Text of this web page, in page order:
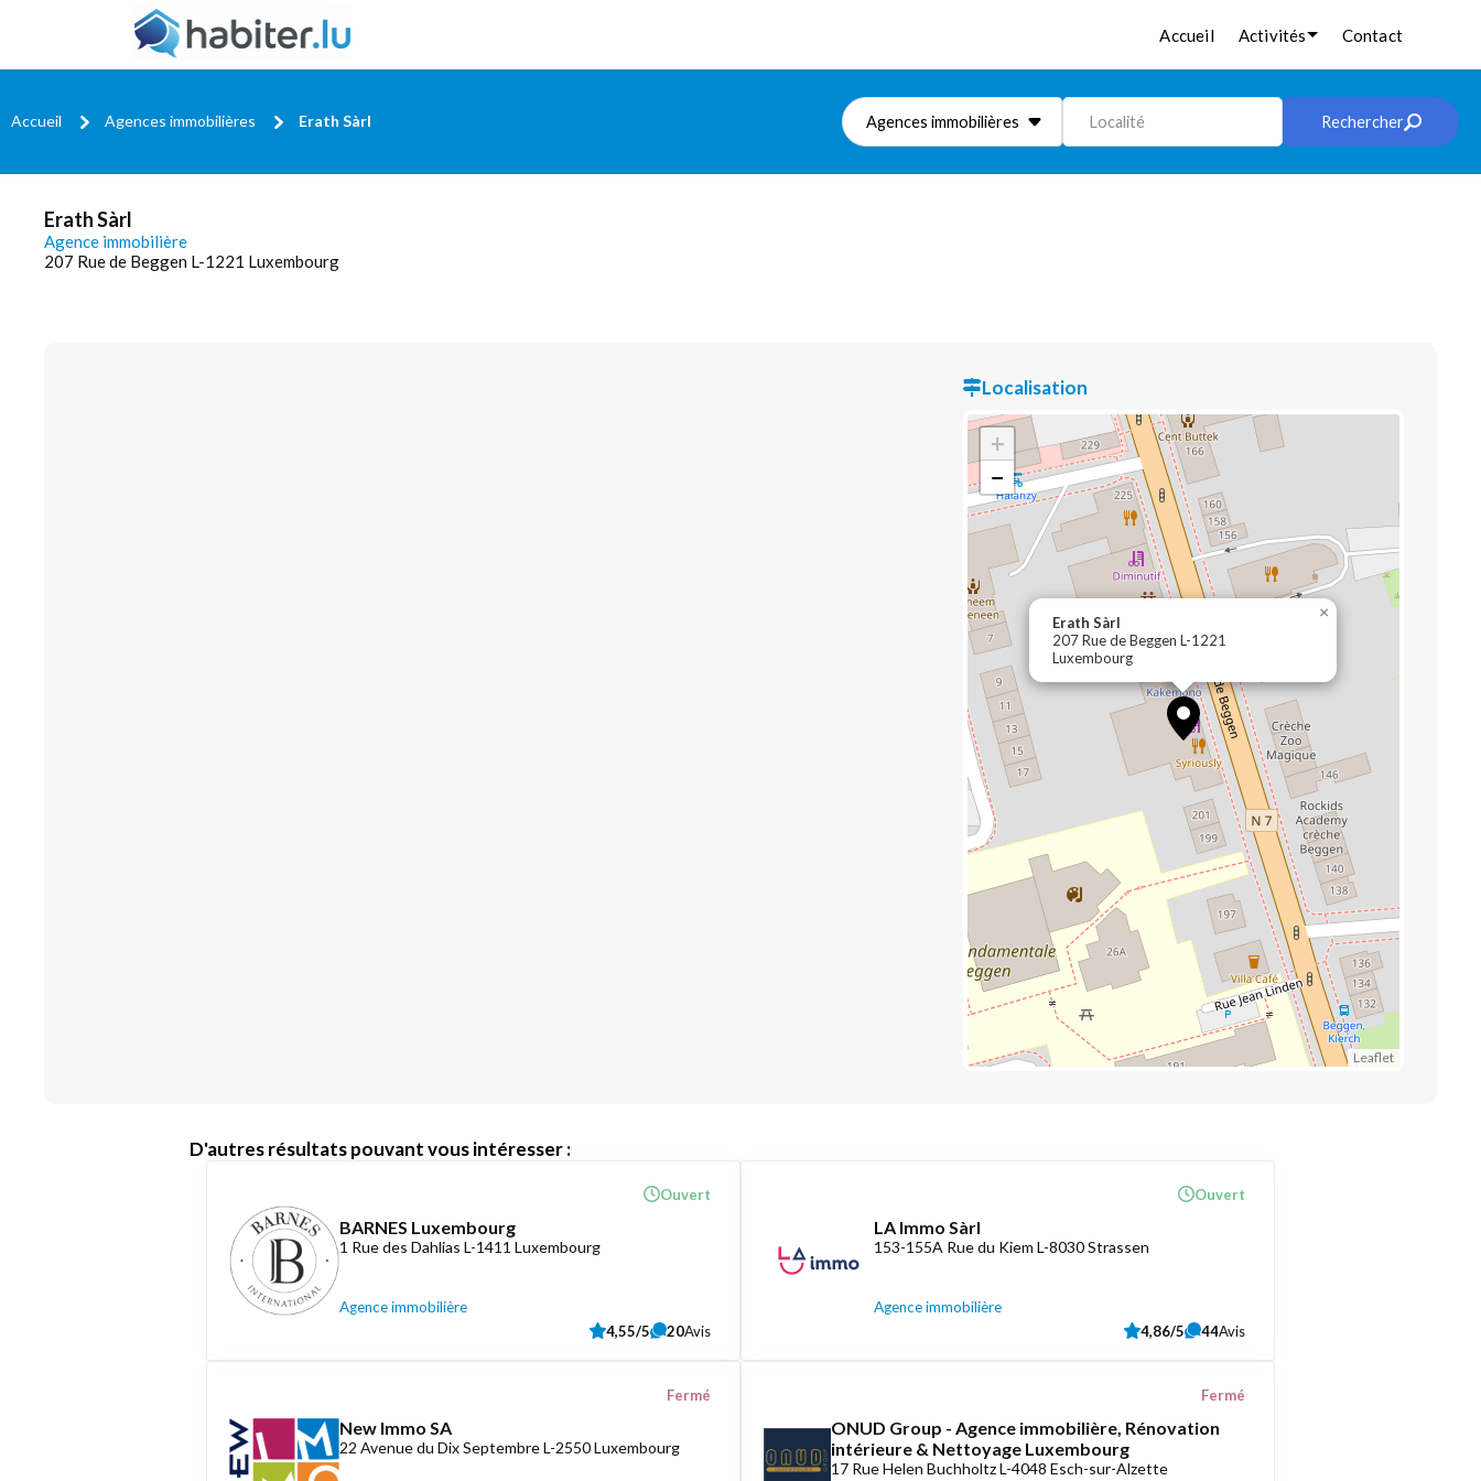
Accueil Activités Contact
Accueil Agences immobilières Erath Sàrl Agences immobilières Localité Rechercher
Erath Sàrl
Agence immobilière
207 Rue de Beggen L-1221 Luxembourg
Localisation
Erath Sàrl
207 Rue de Beggen L-1221
Luxembourg
×
+
−
Leaflet
D'autres résultats pouvant vous intéresser :
BARNES Luxembourg
1 Rue des Dahlias L-1411 Luxembourg
Agence immobilière
Ouvert
4,55/5 20Avis
LA Immo Sàrl
153-155A Rue du Kiem L-8030 Strassen
Agence immobilière
Ouvert
4,86/5 44Avis
New Immo SA
22 Avenue du Dix Septembre L-2550 Luxembourg
Fermé
ONUD Group - Agence immobilière, Rénovation
intérieure & Nettoyage Luxembourg
17 Rue Helen Buchholtz L-4048 Esch-sur-Alzette
Fermé